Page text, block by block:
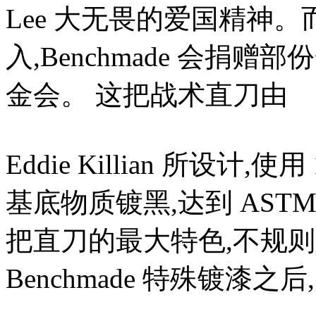
Lee 大无畏的爱国精神
入,Benchmade 会捐赠部
金会。 这把战术直刀由
Eddie Killian 所设计,使
基底物质镀黑,达到
把直刀的最大特色,不规
Benchmade 特殊镀漆之后,